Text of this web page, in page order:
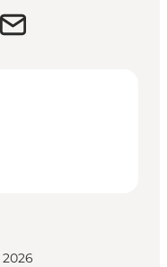
2026